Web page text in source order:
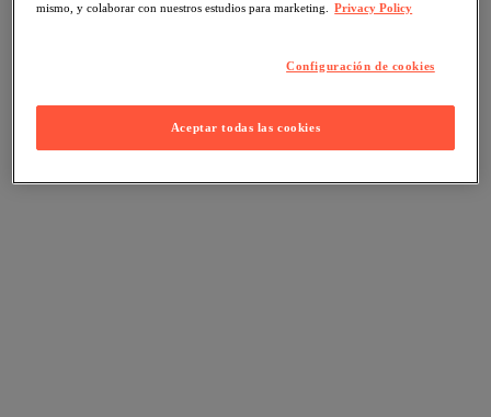
mismo, y colaborar con nuestros estudios para marketing. Privacy Policy
Configuración de cookies
Aceptar todas las cookies